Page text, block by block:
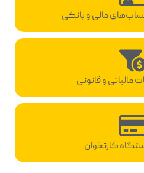
مالی و بانکی
مالیاتی و قانونی
کارتخوان